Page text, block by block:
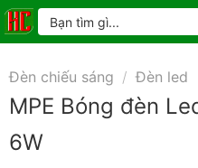
Skip
to
Tìm
kiếm:
Đèn chiếu sáng / Đèn led
MPE Bóng đèn
6W